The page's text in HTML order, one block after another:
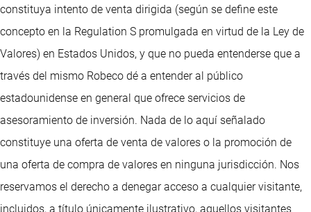
constituya intento de venta dirigida (según se define este
concepto en la Regulation S promulgada en virtud de la Ley de
Valores) en Estados Unidos, y que no pueda entenderse que a
través del mismo Robeco dé a entender al público
estadounidense en general que ofrece servicios de
asesoramiento de inversión. Nada de lo aquí señalado
constituye una oferta de venta de valores o la promoción de
una oferta de compra de valores en ninguna jurisdicción. Nos
reservamos el derecho a denegar acceso a cualquier visitante,
incluidos, a título únicamente ilustrativo, aquellos visitantes